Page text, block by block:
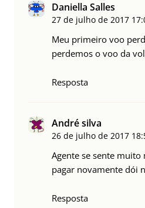
Daniella Salles
27 de julho de 2017
Meu primeiro voo
perdemos o voo da
Resposta
André silva
26 de julho de 2017
Agente se sente
pagar novamente dói
Resposta